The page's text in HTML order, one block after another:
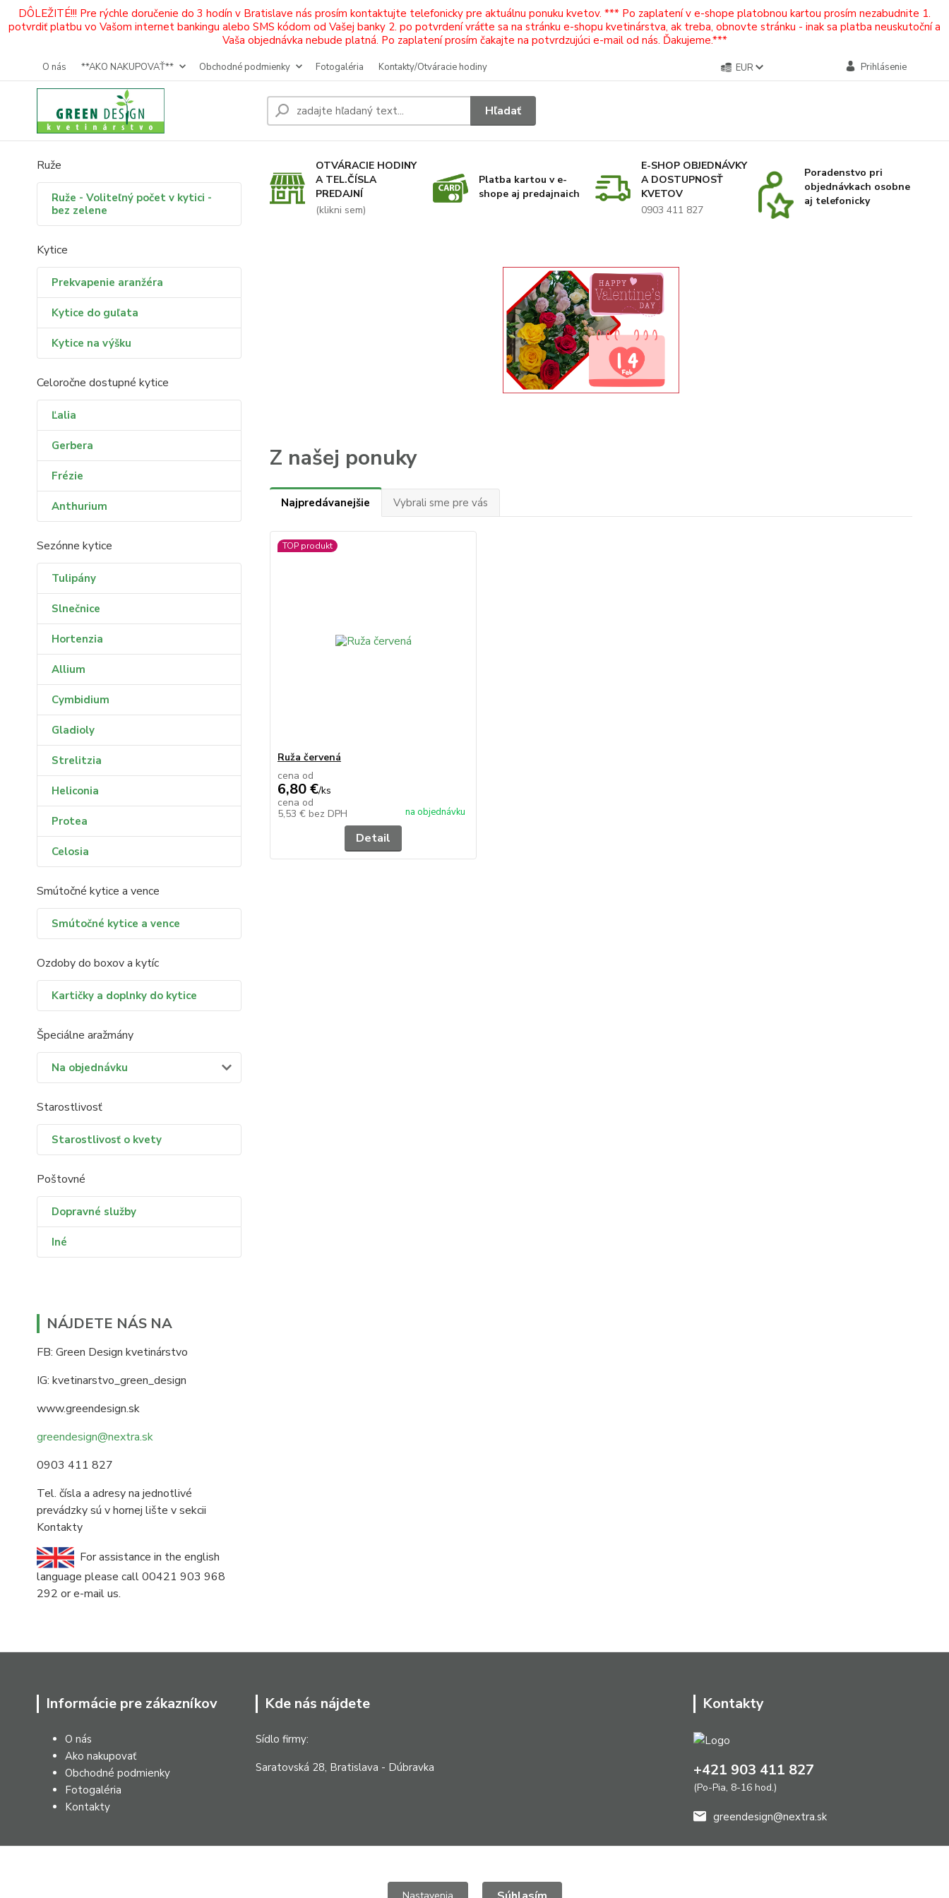
DÔLEŽITÉ!!! Pre rýchle doručenie do 3 hodín v Bratislave nás prosím kontaktujte telefonicky pre aktuálnu ponuku kvetov. *** Po zaplatení v e-shope platobnou kartou prosím nezabudnite 1.
potvrdiť platbu vo Vašom internet bankingu alebo SMS kódom od Vašej banky 2. po potvrdení vráťte sa na stránku e-shopu kvetinárstva, ak treba, obnovte stránku - inak sa platba neuskutoční a
Vaša objednávka nebude platná. Po zaplatení prosím čakajte na potvrdzujúci e-mail od nás. Ďakujeme.***
O nás **AKO NAKUPOVAŤ** Obchodné podmienky Fotogaléria Kontakty/Otváracie hodiny EUR Prihlásenie
Hľadať
Ruže
Ruže - Voliteľný počet v kytici -
bez zelene
Kytice
Prekvapenie aranžéra
Kytice do guľata
Kytice na výšku
Celoročne dostupné kytice
Ľalia
Gerbera
Frézie
Anthurium
Sezónne kytice
Tulipány
Slnečnice
Hortenzia
Allium
Cymbidium
Gladioly
Strelitzia
Heliconia
Protea
Celosia
Smútočné kytice a vence
Smútočné kytice a vence
Ozdoby do boxov a kytíc
Kartičky a doplnky do kytice
Špeciálne aražmány
Na objednávku
Starostlivosť
Starostlivosť o kvety
Poštovné
Dopravné služby
Iné
NÁJDETE NÁS NA
FB: Green Design kvetinárstvo
IG: kvetinarstvo_green_design
www.greendesign.sk
greendesign@nextra.sk
0903 411 827
Tel. čísla a adresy na jednotlivé
prevádzky sú v hornej lište v sekcii
Kontakty
For assistance in the english
language please call 00421 903 968
292 or e-mail us.
OTVÁRACIE HODINY
A TEL.ČÍSLA
PREDAJNÍ
(klikni sem)
Platba kartou v e-
shope aj predajnaich
E-SHOP OBJEDNÁVKY
A DOSTUPNOSŤ
KVETOV
0903 411 827
Poradenstvo pri
objednávkach osobne
aj telefonicky
Z našej ponuky
Najpredávanejšie Vybrali sme pre vás
TOP produkt
Ruža červená
cena od
6,80 €/ks
cena od
5,53 € bez DPH na objednávku
Detail
Informácie pre zákazníkov
O nás
Ako nakupovať
Obchodné podmienky
Fotogaléria
Kontakty
Kde nás nájdete
Sídlo firmy:
Saratovská 28, Bratislava - Dúbravka
Kontakty
+421 903 411 827
(Po-Pia, 8-16 hod.)
greendesign@nextra.sk